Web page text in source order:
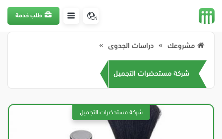
EN طلب خدمة
مشروعك دراسات الجدوى
شركة مستحضرات التجميل